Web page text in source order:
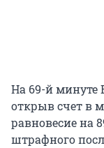
На 69-й минуте
открыв счет в
равновесие на
штрафного